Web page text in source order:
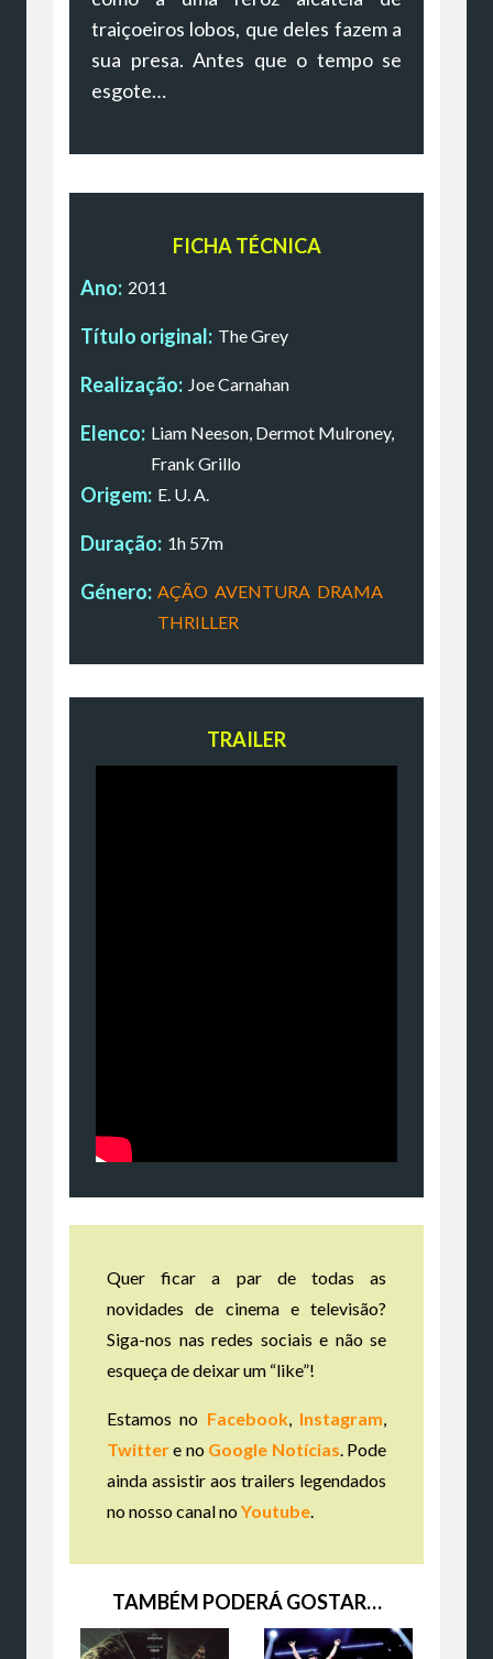
traiçoeiros lobos, que deles fazem a
sua presa. Antes que o tempo se
esgote…
FICHA TÉCNICA
Ano: 2011
Título original: The Grey
Realização: Joe Carnahan
Elenco: Liam Neeson, Dermot Mulroney,
Frank Grillo
Origem: E. U. A.
Duração: 1h 57m
Género: AÇÃO, AVENTURA DRAMA
THRILLER
TRAILER
Quer ficar a par de todas as
novidades de cinema e televisão?
Siga-nos nas redes sociais e não se
esqueça de deixar um “like”!
Estamos no Facebook, Instagram
Twittere no Google Notícias . Pode
ainda assistir aos trailers legendados
no nosso canal noYoutube
TAMBÉM PODERÁ GOSTAR…